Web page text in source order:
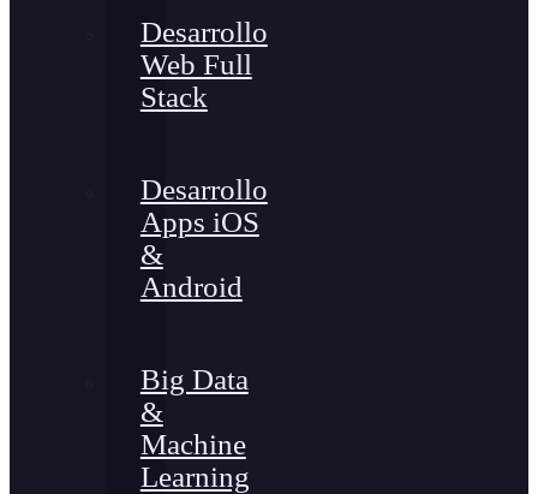
Desarrollo
Web Full
Stack
Desarrollo
Apps iOS
&
Android
Big Data
&
Machine
Learning